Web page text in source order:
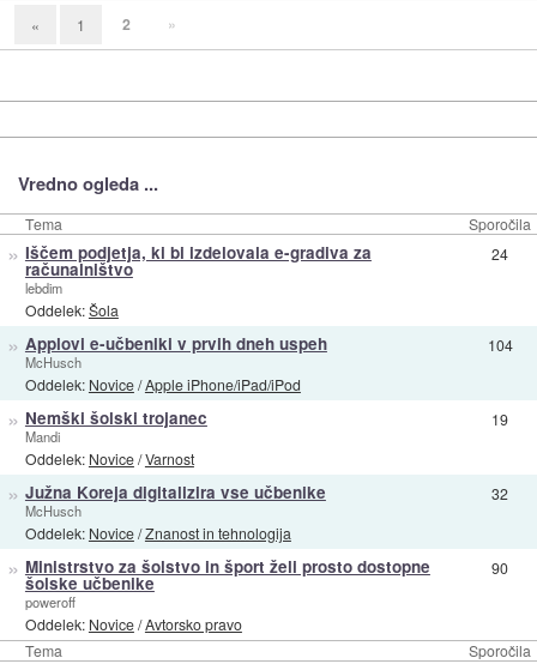
« 1 2 »
Vredno ogleda ...
Tema Sporočila
Tema Sporočila
» Iščem podjetja, ki bi izdelovala e-gradiva za
računalništvo
lebdim
Oddelek:Šola
24
» Applovi e-učbeniki v prvih dneh uspeh
McHusch
Oddelek: Novice/Apple iPhone/iPad/iPod
104
» Nemški šolski trojanec
Mandi
Oddelek: Novice/Varnost
19
» Južna Koreja digitalizira vse učbenike
McHusch
Oddelek: Novice/Znanost in tehnologija
32
» Ministrstvo za šolstvo in šport želi prosto dostopne
šolske učbenike
poweroff
Oddelek: Novice/Avtorsko pravo
90